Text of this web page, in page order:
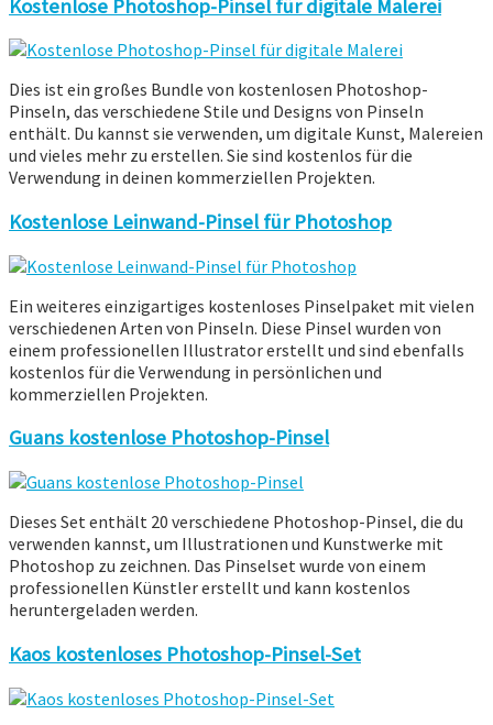
Kostenlose Photoshop-Pinsel für digitale Malerei
Dies ist ein großes Bundle von kostenlosen Photoshop-
Pinseln, das verschiedene Stile und Designs von Pinseln
enthält. Du kannst sie verwenden, um digitale Kunst, Malereien
und vieles mehr zu erstellen. Sie sind kostenlos für die
Verwendung in deinen kommerziellen Projekten.
Kostenlose Leinwand-Pinsel für Photoshop
Ein weiteres einzigartiges kostenloses Pinselpaket mit vielen
verschiedenen Arten von Pinseln. Diese Pinsel wurden von
einem professionellen Illustrator erstellt und sind ebenfalls
kostenlos für die Verwendung in persönlichen und
kommerziellen Projekten.
Guans kostenlose Photoshop-Pinsel
Dieses Set enthält 20 verschiedene Photoshop-Pinsel, die du
verwenden kannst, um Illustrationen und Kunstwerke mit
Photoshop zu zeichnen. Das Pinselset wurde von einem
professionellen Künstler erstellt und kann kostenlos
heruntergeladen werden.
Kaos kostenloses Photoshop-Pinsel-Set